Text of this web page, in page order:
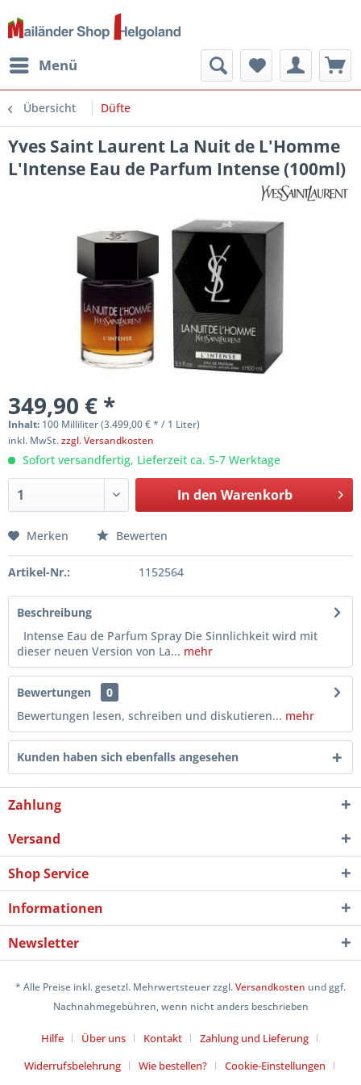
Menü
Übersicht Düfte
Yves Saint Laurent La Nuit de L'Homme
L'Intense Eau de Parfum Intense (100ml)
349,90 € *
Inhalt: 100 Milliliter (3.499,00 € * / 1 Liter)
inkl. MwSt.zzgl. Versandkosten
Sofort versandfertig, Lieferzeit ca. 5-7 Werktage
In den Warenkorb
Merken Bewerten
Artikel-Nr.: 1152564
Beschreibung
Intense Eau de Parfum Spray Die Sinnlichkeit wird mit
dieser neuen Version von La... mehr
Bewertungen
0
Bewertungen lesen, schreiben und diskutieren... mehr
Kunden haben sich ebenfalls angesehen
Zahlung
Versand
Shop Service
Informationen
Newsletter
* Alle Preise inkl. gesetzl. Mehrwertsteuer zzgl.Versandkosten und ggf.
Nachnahmegebühren, wenn nicht anders beschrieben
Hilfe Über uns Kontakt
Zahlung und Lieferung
Widerrufsbelehrung
Wie bestellen? Cookie-Einstellungen